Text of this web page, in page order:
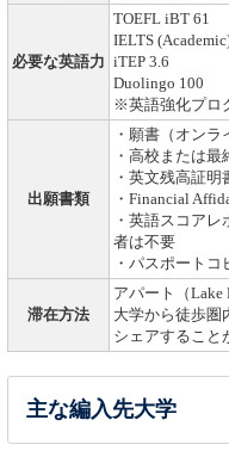
必要な英語力
TOEFL iBT 61
IELTS
iTEP 3.6
Duolingo 100
※英語強化プロ
出願書類
・願書（オンラ
・高校または
・英文残高証明
・Financial
・英語スコア
者は不要
・パスポートコ
滞在方法
アパート（Lake
大学から徒歩圏
シェアするこ
主な編入先大学